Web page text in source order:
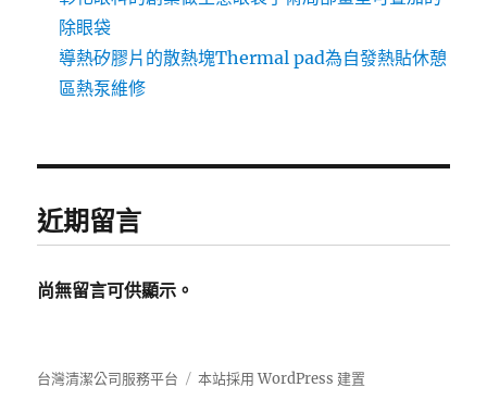
除眼袋
導熱矽膠片的散熱塊Thermal pad為自發熱貼休憩
區熱泵維修
近期留言
尚無留言可供顯示。
台灣清潔公司服務平台 本站採用 WordPress 建置